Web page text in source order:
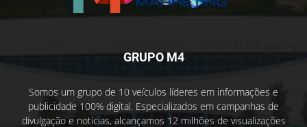
GRUPO M4
Somos um grupo de 10 veículos líderes em informações e
publicidade 100% digital. Especializados em campanhas de
divulgação e notícias, alcançamos 12 milhões de visualizações